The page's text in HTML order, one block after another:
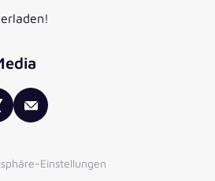
das untenstehende Häkchen.
zu Themen, Produkten und Events
ihren verbundenen Gesellschaften
Intelligenz, Strategieberatung,
Einstellungen